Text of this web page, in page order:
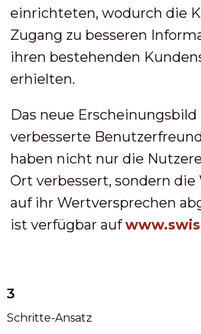
einrichteten, wodurch die
Zugang zu besseren
ihren bestehenden
erhielten.
Das neue
verbesserte
haben nicht nur die
Ort verbessert, sondern die
auf ihr Wertversprechen
ist verfügbar auf
3
Schritte-Ansatz